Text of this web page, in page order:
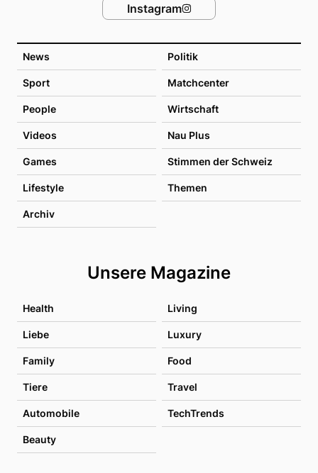
News Politik
Sport Matchcenter
People Wirtschaft
Videos Nau Plus
Games Stimmen der Schweiz
Lifestyle Themen
Archiv
Unsere Magazine
Health Living
Liebe Luxury
Family Food
Tiere Travel
Automobile TechTrends
Beauty
Instagram